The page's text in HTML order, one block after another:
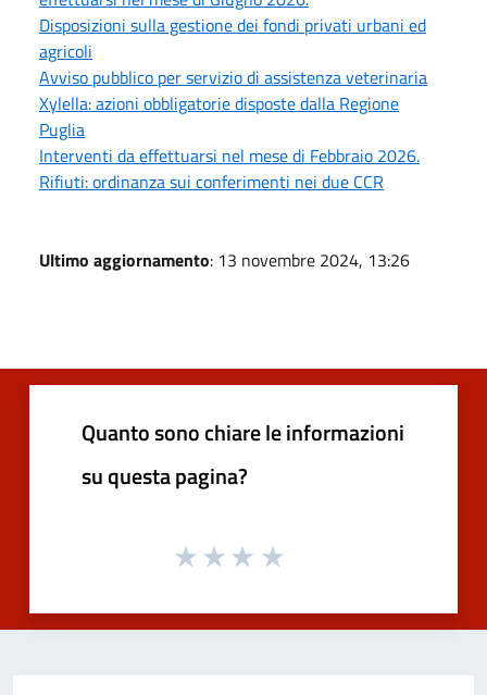
Disposizioni sulla gestione dei fondi privati urbani ed
agricoli
Avviso pubblico per servizio di assistenza veterinaria
Xylella: azioni obbligatorie disposte dalla Regione
Puglia
Interventi da effettuarsi nel mese di Febbraio 2026.
Rifiuti: ordinanza sui conferimenti nei due CCR
Ultimo aggiornamento: 13 novembre 2024, 13:26
Quanto sono chiare le informazioni
su questa pagina?